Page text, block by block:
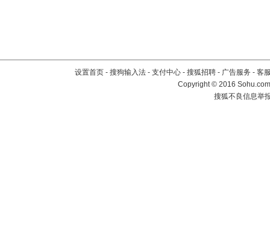
设置首页 - 搜狗输入法 - 支付中心 - 搜狐招聘 - 广告服务 - 客
Copyright©2016
搜狐不良信息举